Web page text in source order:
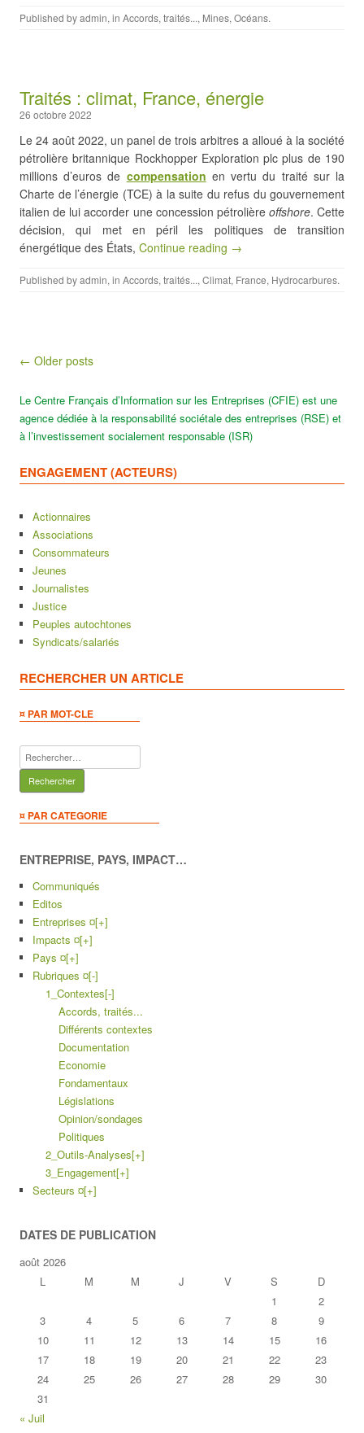
Published byadmin, in Accords, traités..., Mines, Océans.
Traités : climat, France, énergie
26 octobre 2022
Le 24 août 2022, un panel de trois arbitres a alloué à la société
pétrolière britannique Rockhopper Exploration plc plus de 190
millions d’euros de compensation en vertu du traité sur la
Charte de l’énergie (TCE) à la suite du refus du gouvernement
italien de lui accorder une concession pétrolière offshore. Cette
décision, qui met en péril les politiques de transition
énergétique des États, Continue reading →
Published byadmin, in Accords, traités..., Climat, France, Hydrocarbures.
Post navigation
← Older posts
Le Centre Français d’Information sur les Entreprises (CFIE) est une
agence dédiée à la responsabilité sociétale des entreprises (RSE) et
à l’investissement socialement responsable (ISR)
ENGAGEMENT (ACTEURS)
Actionnaires
Associations
Consommateurs
Jeunes
Journalistes
Justice
Peuples autochtones
Syndicats/salariés
RECHERCHER UN ARTICLE
¤ PAR MOT-CLE
Rechercher :
¤ PAR CATEGORIE
ENTREPRISE, PAYS, IMPACT…
Communiqués
Editos
Entreprises ¤[+]
Impacts ¤[+]
Pays ¤[+]
Rubriques ¤[-]
1_Contextes[-]
Accords, traités...
Différents contextes
Documentation
Economie
Fondamentaux
Législations
Opinion/sondages
Politiques
2_Outils-Analyses[+]
3_Engagement[+]
Secteurs ¤[+]
DATES DE PUBLICATION
août 2026
L
M M J V S
D
1
2
3
4 5 6 7 8
9
10
11 12 13 14 15
16
17
18 19 20 21 22
23
24
25 26 27 28 29
30
31
« Juil